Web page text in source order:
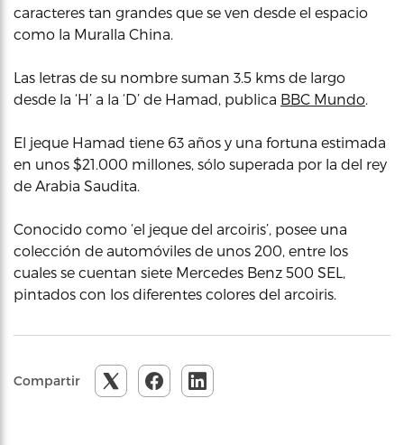
caracteres tan grandes que se ven desde el espacio
como la Muralla China.
Las letras de su nombre suman 3.5 kms de largo
desde la ‘H’ a la ‘D’ de Hamad, publica BBC Mundo
El jeque Hamad tiene 63 años y una fortuna estimada
en unos $21.000 millones, sólo superada por la del rey
de Arabia Saudita.
Conocido como ‘el jeque del arcoiris’, posee una
colección de automóviles de unos 200, entre los
cuales se cuentan siete Mercedes Benz 500 SEL,
pintados con los diferentes colores del arcoiris.
Compartir